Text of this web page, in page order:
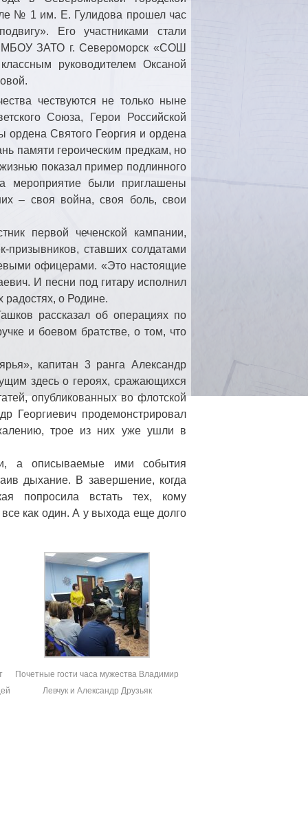
№ 1 им. Е. Гулидова прошел час
Его участниками стали
МБОУ ЗАТО г. Североморск «СОШ
руководителем Оксаной
чествуются не только ныне
Союза, Герои Российской
ордена Святого Георгия и ордена
памяти героическим предкам, но
показал пример подлинного
мероприятие были приглашены
– своя война, своя боль, свои
первой чеченской кампании,
призывников, ставших солдатами
офицерами. «Это настоящие
И песни под гитару исполнил
радостях, о Родине.
рассказал об операциях по
и боевом братстве, о том, что
капитан 3 ранга Александр
здесь о героях, сражающихся
опубликованных во флотской
Георгиевич продемонстрировал
трое из них уже ушли в
а описываемые ими события
дыхание. В завершение, когда
попросила встать тех, кому
как один. А у выхода еще долго
Почетные гости часа мужества Владимир
Левчук и Александр Друзьяк